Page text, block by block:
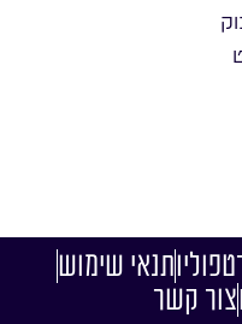
תנאי שימוש
צור קשר